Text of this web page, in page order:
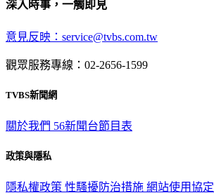
深入時事，一觸即見
意見反映：service@tvbs.com.tw
觀眾服務專線：02-2656-1599
TVBS新聞網
關於我們 56新聞台節目表
政策與隱私
隱私權政策 性騷擾防治措施 網站使用協定